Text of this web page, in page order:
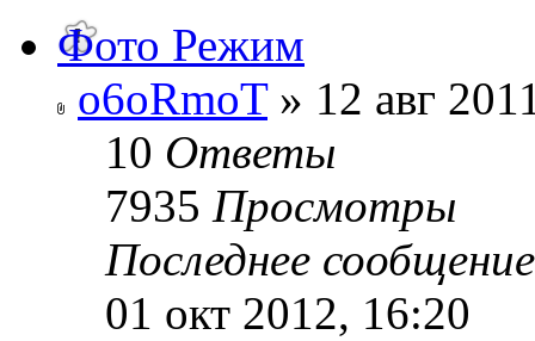
Фото Режим
o6oRmoT» 12 авг
10 Ответы
7935 Просмотры
Последнее
01 окт 2012, 16:20